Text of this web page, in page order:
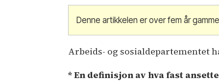
Denne artikkelen er over fem år
Arbeids- og sosialdepartementet
* En definisjon av hva fast